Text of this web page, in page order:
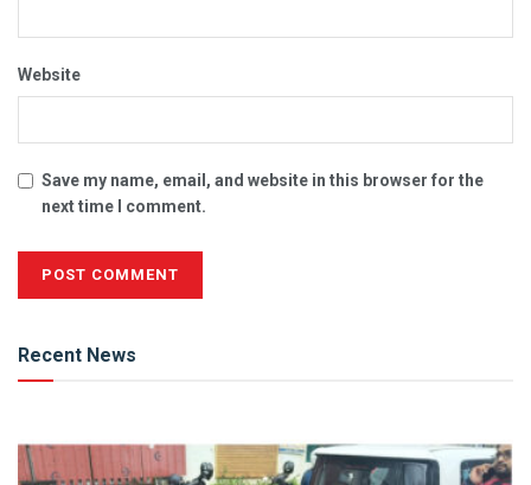
Website
Save my name, email, and website in this browser for the
next time I comment.
Recent News